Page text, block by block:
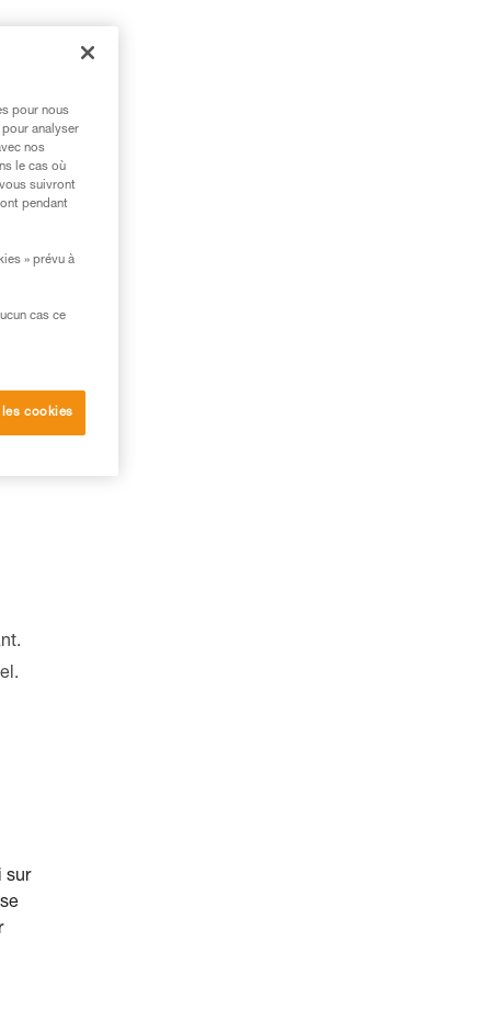
sur
pour nous
analyser
nos
le cas où
suivront
pendant
» prévu à
cas ce
cookies